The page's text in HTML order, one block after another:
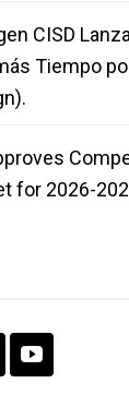
CISD
Tiempo
for 2026-